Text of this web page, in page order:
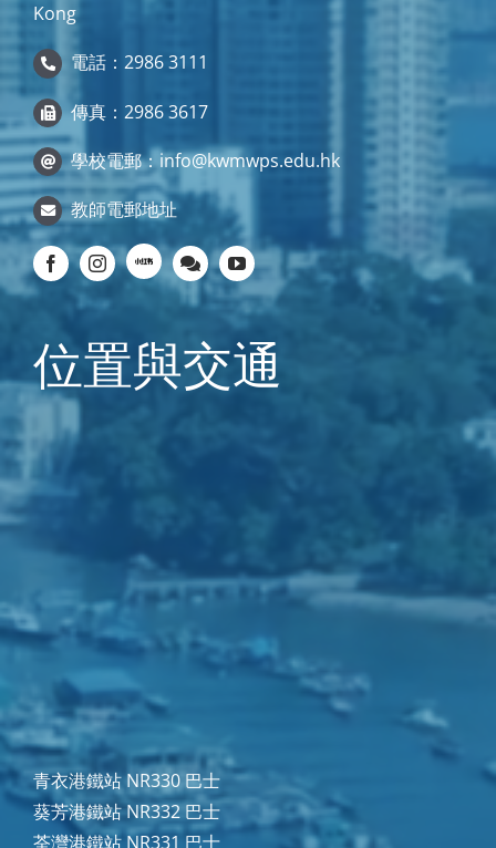
Kong
電話：2986 3111
傳真：2986 3617
學校電郵： info@kwmwps.edu.hk
教師電郵地址
位置與交通
青衣港鐵站 NR330 巴士
葵芳港鐵站 NR332 巴士
荃灣港鐵站 NR331 巴士